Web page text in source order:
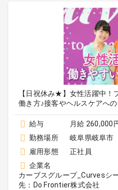
【日祝休み★】女性活躍中！
働き方♪接客やヘルスケアへの
給与
月給 260,000
勤務場所
岐阜県岐阜市
雇用形態
正社員
企業名
カーブスグループ_Curvesシ
先：Do Frontier株式会社